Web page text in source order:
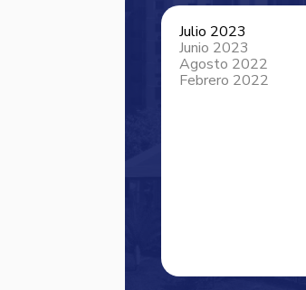
Julio 2023
Junio 2023
Agosto 2022
Febrero 2022